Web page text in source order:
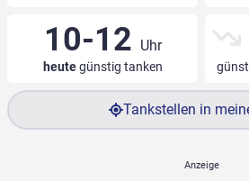
10-12 Uhr
heutegünstig tanken
Tankstellen in